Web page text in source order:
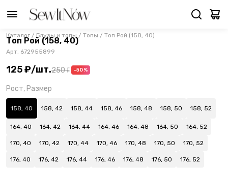
Каталог /Блузы и топы / Топы / Топ Рой (158, 40)
Топ Рой (158, 40)
Арт. 672955899
125 ₽/шт.250 ₽ -50%
Рост, Размер
158, 40 158, 42 158, 44 158, 46 158, 48 158, 50 158, 52
164, 40 164, 42 164, 44 164, 46 164, 48 164, 50 164, 52
170, 40 170, 42 170, 44 170, 46 170, 48 170, 50 170, 52
176, 40 176, 42 176, 44 176, 46 176, 48 176, 50 176, 52